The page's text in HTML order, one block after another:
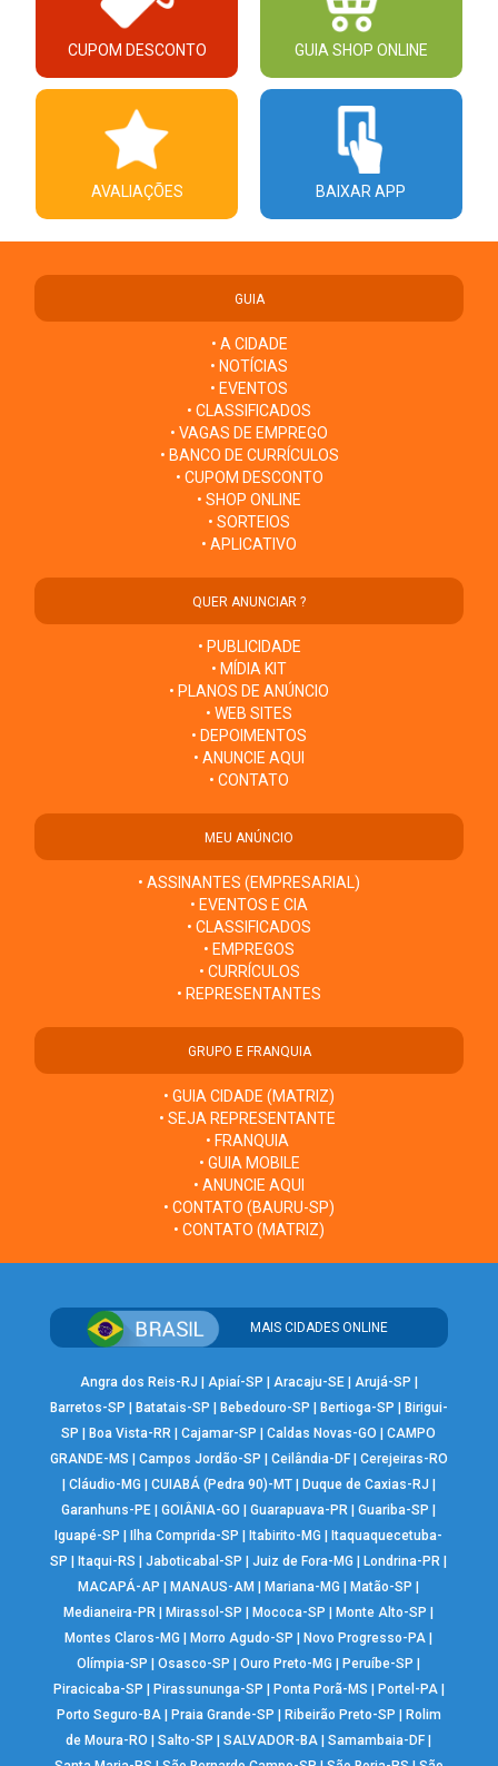
CUPOM DESCONTO GUIA SHOP ONLINE
AVALIAÇÕES BAIXAR APP
GUIA
• A CIDADE
• NOTÍCIAS
• EVENTOS
• CLASSIFICADOS
• VAGAS DE EMPREGO
• BANCO DE CURRÍCULOS
• CUPOM DESCONTO
• SHOP ONLINE
• SORTEIOS
• APLICATIVO
QUER ANUNCIAR ?
• PUBLICIDADE
• MÍDIA KIT
• PLANOS DE ANÚNCIO
• WEB SITES
• DEPOIMENTOS
• ANUNCIE AQUI
• CONTATO
MEU ANÚNCIO
• ASSINANTES (EMPRESARIAL)
• EVENTOS E CIA
• CLASSIFICADOS
• EMPREGOS
• CURRÍCULOS
• REPRESENTANTES
GRUPO E FRANQUIA
• GUIA CIDADE (MATRIZ)
• SEJA REPRESENTANTE
• FRANQUIA
• GUIA MOBILE
• ANUNCIE AQUI
• CONTATO (BAURU-SP)
• CONTATO (MATRIZ)
MAIS CIDADES ONLINE
Angra dos Reis-RJ | Apiaí-SP | Aracaju-SE| Arujá-SP |
Barretos-SP | Batatais-SP | Bebedouro-SP | Bertioga-SP | Birigui-
SP |Boa Vista-RR |Cajamar-SP |Caldas Novas-GO |CAMPO
GRANDE-MS | Campos Jordão-SP | Ceilândia-DF| Cerejeiras-RO
| Cláudio-MG | CUIABÁ (Pedra 90)-MT| Duque de Caxias-RJ |
Garanhuns-PE |GOIÂNIA-GO |Guarapuava-PR |Guariba-SP |
Iguapé-SP |Ilha Comprida-SP |Itabirito-MG |Itaquaquecetuba-
SP |Itaqui-RS |Jaboticabal-SP |Juiz de Fora-MG |Londrina-PR |
MACAPÁ-AP |MANAUS-AM |Mariana-MG |Matão-SP |
Medianeira-PR |Mirassol-SP |Mococa-SP |Monte Alto-SP |
Montes Claros-MG |Morro Agudo-SP |Novo Progresso-PA |
Olímpia-SP |Osasco-SP |Ouro Preto-MG |Peruíbe-SP |
Piracicaba-SP | Pirassununga-SP | Ponta Porã-MS | Portel-PA|
Porto Seguro-BA| Praia Grande-SP | Ribeirão Preto-SP | Rolim
de Moura-RO |Salto-SP |SALVADOR-BA |Samambaia-DF |